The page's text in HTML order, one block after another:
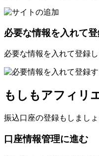
必要な情報を入れて
必要な情報を入れて登録し
もしもアフィリ
振込口座の登録もしましょ
口座情報管理に進む